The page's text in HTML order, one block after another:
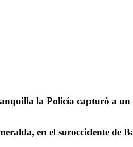
la Policía capturó a un
en el suroccidente de